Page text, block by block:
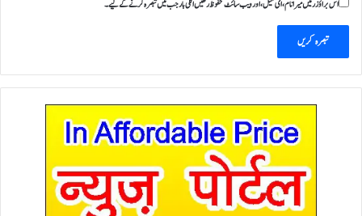
اس براؤزر میں میرا نام، ای میل، اور ویب سائٹ محفوظ رکھیں اگلی بار جب میں تبصرہ کرنے کےلیے۔